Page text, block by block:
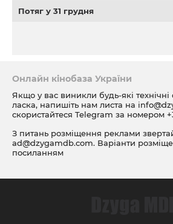
Потяг у 31 грудня
Онлайн кінобаза України
Якщо у вас виникли будь-які
ласка, напишіть нам листа на
скористайтеся Telegram за номером
З питань розміщення реклами
ad@dzygamdb.com. Варіанти
посиланням